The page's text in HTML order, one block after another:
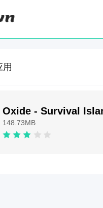
用
Oxide - Survival
148.73MB